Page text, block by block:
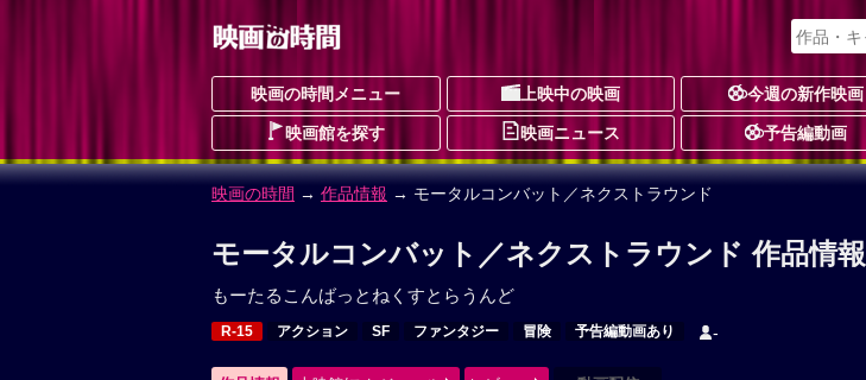
映画の時間メニュー 上映中の映画 今週の新作映画
映画館を探す 映画ニュース 予告編動画
映画の時間 → 作品情報 → モータルコンバット／ネクストラウンド
モータルコンバット／ネクストラウンド 作品情報
もーたるこんばっとねくすとらうんど
R-15 アクション SF ファンタジー 冒険 予告編動画あり -